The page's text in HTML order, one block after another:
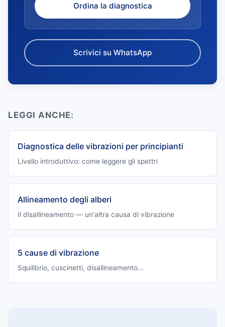
Ordina la diagnostica
Scrivici su WhatsApp
LEGGI ANCHE:
Diagnostica delle vibrazioni per principianti
Livello introduttivo: come leggere gli spettri
Allineamento degli alberi
Il disallineamento — un'altra causa di vibrazione
5 cause di vibrazione
Squilibrio, cuscinetti, disallineamento…